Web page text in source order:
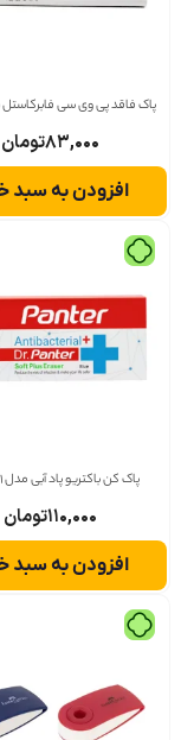
پاک فاقد پی وی سی فابرکاستل
۸۳,۰۰۰تومان
افزودن به سبد
پاک کن باکتریو پاد آبی مدل E141 پنتر
۱۱۰,۰۰۰تومان
افزودن به سبد